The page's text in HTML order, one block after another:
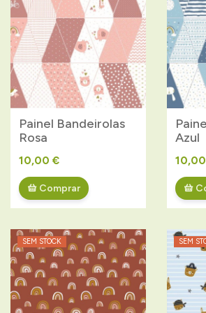
Painel Bandeirolas
Rosa
10,00 €
Comprar
Azul
SEM STOCK SEM